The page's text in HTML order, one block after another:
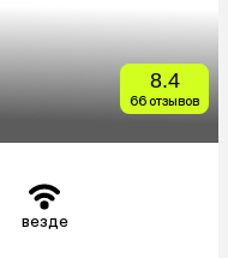
8.4
66 отзывов
везде